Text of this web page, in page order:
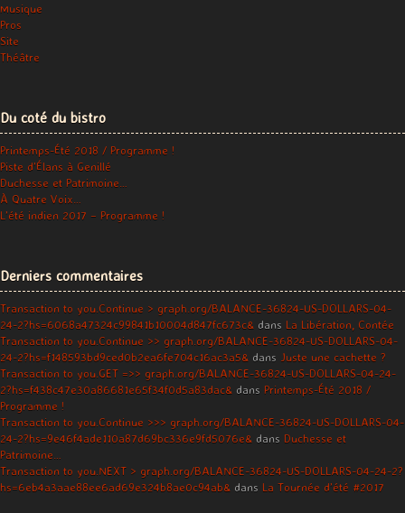
Musique
Pros
Site
Théâtre
Du coté du bistro
Printemps-Été 2018 / Programme !
Piste d’Élans à Genillé
Duchesse et Patrimoine…
À Quatre Voix…
L’été indien 2017 – Programme !
Derniers commentaires
Transaction to you.Continue > graph.org/BALANCE-36824-US-DOLLARS-04-
24-2?hs=6068a47324c99841b10004d847fc673c& dans La Libération, Contée
Transaction to you.Continue >> graph.org/BALANCE-36824-US-DOLLARS-04-
24-2?hs=f148593bd9ced0b2ea6fe704c16ac3a5& dans Juste une cachette ?
Transaction to you.GET =>> graph.org/BALANCE-36824-US-DOLLARS-04-24-
2?hs=f438c47e30a86681e65f34f0d5a83dac& dans Printemps-Été 2018 /
Programme !
Transaction to you.Continue >>> graph.org/BALANCE-36824-US-DOLLARS-04-
24-2?hs=9e46f4ade110a87d69bc336e9fd5076e& dans Duchesse et
Patrimoine…
Transaction to you.NEXT > graph.org/BALANCE-36824-US-DOLLARS-04-24-2?
hs=6eb4a3aae88ee6ad69e324b8ae0c94ab& dans La Tournée d’été #2017